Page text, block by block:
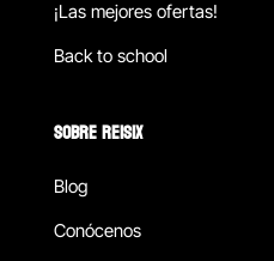
¡Las mejores ofertas!
Back to school
SOBRE REISIX
Blog
Conócenos